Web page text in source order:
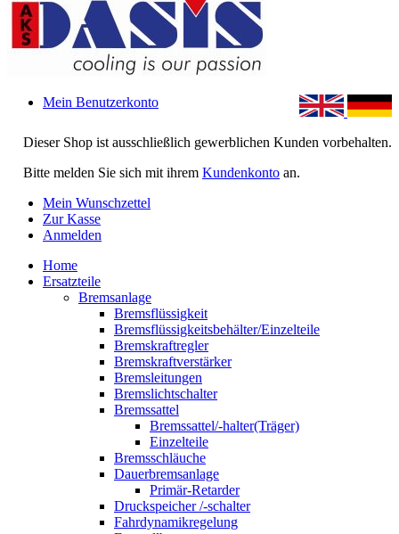
Dieser Shop ist ausschließlich gewerblichen Kunden vorbehalten.
Bitte melden Sie sich mit ihrem Kundenkonto an.
Mein Benutzerkonto
Mein Wunschzettel
Zur Kasse
Anmelden
Home
Ersatzteile
Bremsanlage
Bremsflüssigkeit
Bremsflüssigkeitsbehälter/Einzelteile
Bremskraftregler
Bremskraftverstärker
Bremsleitungen
Bremslichtschalter
Bremssattel
Bremssattel/-halter(Träger)
Einzelteile
Bremsschläuche
Dauerbremsanlage
Primär-Retarder
Druckspeicher /-schalter
Fahrdynamikregelung